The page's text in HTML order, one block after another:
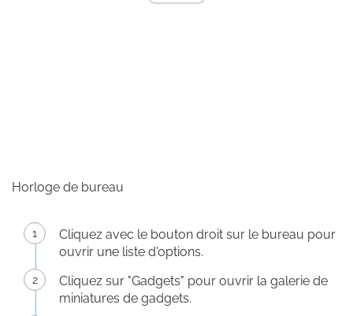
Horloge de bureau
Cliquez avec le bouton droit sur le bureau pour
ouvrir une liste d'options.
Cliquez sur "Gadgets" pour ouvrir la galerie de
miniatures de gadgets.